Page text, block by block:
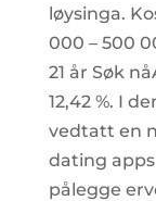
løysinga.
000 – 500
21 år Søk
12,42 %. I
vedtatt en
dating
pålegge